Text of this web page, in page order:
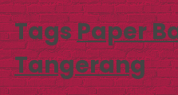
TagsPaper
Tangerang